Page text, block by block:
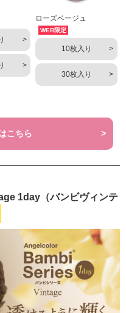
ローズベージュ
WEB限定
10枚入り
30枚入り
こちら
1day（バンビヴィンテ